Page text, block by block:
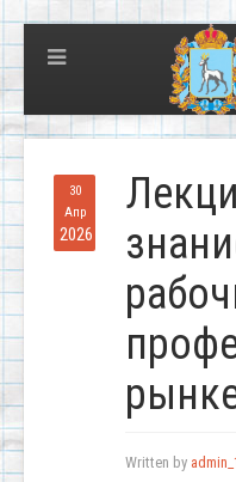
30
Апр
2026
Written by